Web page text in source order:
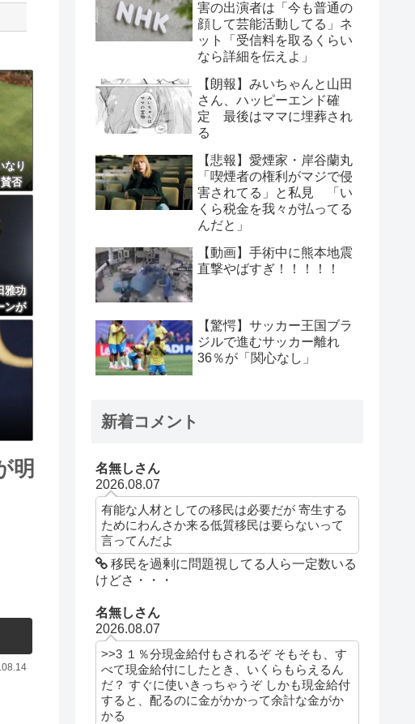
RSS
RSS
なり
否
雅功
ンが
手だ
差
明
害の出演者は「今も普通の
顔して芸能活動してる」ネ
ット「受信料を取るくらい
なら詳細を伝えよ」
【朗報】みいちゃんと山田
さん、ハッピーエンド確
定 最後はママに埋葬され
る
【悲報】愛煙家・岸谷蘭丸
「喫煙者の権利がマジで侵
害されてる」と私見 「い
くら税金を我々が払ってる
んだと」
【動画】手術中に熊本地震
直撃やばすぎ！！！！！
【驚愕】サッカー王国ブラ
ジルで進むサッカー離れ
36％が「関心なし」
新着コメント
名無しさん
2026.08.07
有能な人材としての移民は必要だが 寄生する
ためにわんさか来る低質移民は要らないって
言ってんだよ
移民を過剰に問題視してる人ら一定数いる
けどさ・・・
名無しさん
2026.08.07
>>3 １％分現金給付もされるぞ そもそも、す
べて現金給付にしたとき、いくらもらえるん
だ？ すぐに使いきっちゃうぞ しかも現金給付
すると、配るのに金がかかって余計な金がか
かる